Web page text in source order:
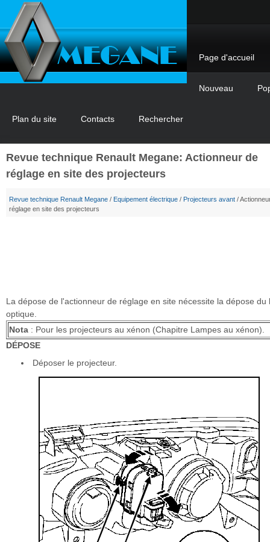
Page d'accueil
Nouveau
Plan du site Contacts Rechercher
Revue technique Renault Megane: Actionneur de
réglage en site des projecteurs
Revue technique Renault Megane / Equipement électrique / Projecteurs avant /
réglage en site des projecteurs
La dépose de l'actionneur de réglage en site nécessite la dépose du
optique.
Nota : Pour les projecteurs au xénon (Chapitre Lampes au xénon).
DÉPOSE
Déposer le projecteur.